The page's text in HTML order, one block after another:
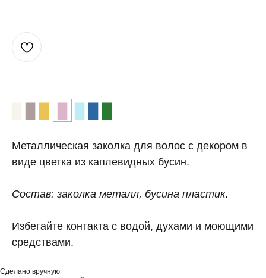
Металлическая заколка для волос с декором в
виде цветка из каплевидных бусин.
Состав: заколка металл, бусина пластик.
Избегайте контакта с водой, духами и моющими
средствами.
Сделано вручную